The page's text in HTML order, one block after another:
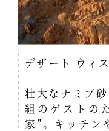
デザート ウィ
壮大なナミブ
組のゲストの
家”。キッチン